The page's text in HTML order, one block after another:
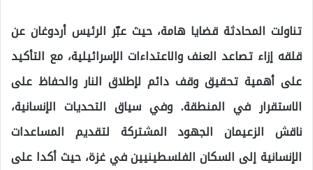
تناولت المحادثة قضايا هامة، حيث عبّر الرئيس أردوغان عن
قلقه إزاء تصاعد العنف والاعتداءات الإسرائيلية، مع التأكيد
على أهمية تحقيق وقف دائم لإطلاق النار والحفاظ على
الاستقرار في المنطقة. وفي سياق التحديات الإنسانية،
ناقش الزعيمان الجهود المشتركة لتقديم المساعدات
الإنسانية إلى السكان الفلسطينيين في غزة، حيث أكدا على